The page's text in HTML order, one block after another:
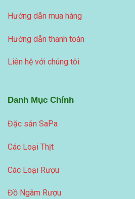
Hướng dẫn mua hàng
Hướng dẫn thanh toán
Liên hệ với chúng tôi
Danh Mục Chính
Đặc sản SaPa
Các Loại Thịt
Các Loại Rượu
Đồ Ngâm Rượu